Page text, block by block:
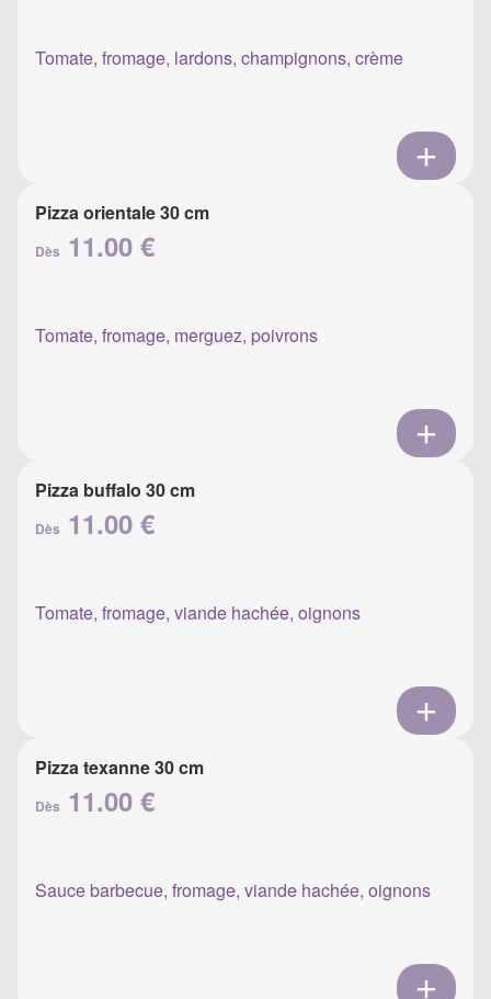
Tomate, fromage, lardons, champignons, crème
Pizza orientale 30 cm
Dès 11.00 €
Tomate, fromage, merguez, poivrons
Pizza buffalo 30 cm
Dès 11.00 €
Tomate, fromage, viande hachée, oignons
Pizza texanne 30 cm
Dès 11.00 €
Sauce barbecue, fromage, viande hachée, oignons